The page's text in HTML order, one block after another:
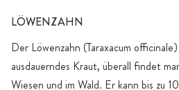
LÖWENZAHN
Der Löwenzahn (Taraxacum
ausdauerndes Kraut, überall findet
Wiesen und im Wald. Er kann bis zu